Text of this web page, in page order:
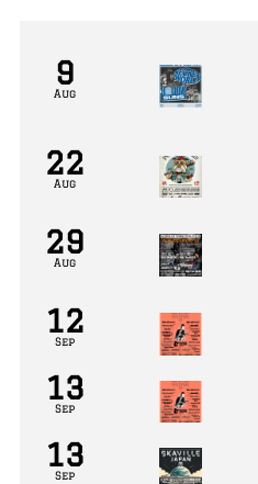
9
Aug
22
Aug
29
Aug
12
Sep
13
Sep
13
Sep